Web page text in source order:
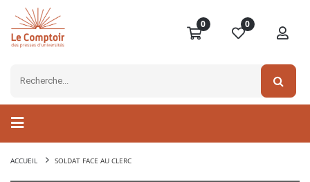
0 0
ACCUEIL SOLDAT FACE AU CLERC